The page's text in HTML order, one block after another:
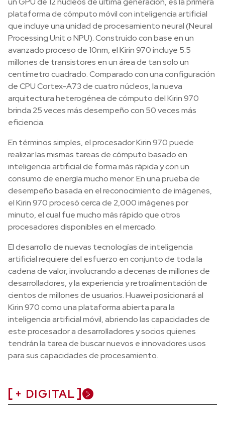
plataforma de cómputo móvil con inteligencia artificial
que incluye una unidad de procesamiento neural (Neural
Processing Unit o NPU). Construido con base en un
avanzado proceso de 10nm, el Kirin 970 incluye 5.5
millones de transistores en un área de tan solo un
centímetro cuadrado. Comparado con una configuración
de CPU Cortex-A73 de cuatro núcleos, la nueva
arquitectura heterogénea de cómputo del Kirin 970
brinda 25 veces más desempeño con 50 veces más
eficiencia.
En términos simples, el procesador Kirin 970 puede
realizar las mismas tareas de cómputo basado en
inteligencia artificial de forma más rápida y con un
consumo de energía mucho menor. En una prueba de
desempeño basada en el reconocimiento de imágenes,
el Kirin 970 procesó cerca de 2,000 imágenes por
minuto, el cual fue mucho más rápido que otros
procesadores disponibles en el mercado.
El desarrollo de nuevas tecnologías de inteligencia
artificial requiere del esfuerzo en conjunto de toda la
cadena de valor, involucrando a decenas de millones de
desarrolladores, y la experiencia y retroalimentación de
cientos de millones de usuarios. Huawei posicionará al
Kirin 970 como una plataforma abierta para la
inteligencia artificial móvil, abriendo las capacidades de
este procesador a desarrolladores y socios quienes
tendrán la tarea de buscar nuevos e innovadores usos
para sus capacidades de procesamiento.
+ DIGITAL